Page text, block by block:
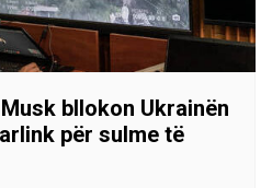
bllokon Ukrainën
për sulme të